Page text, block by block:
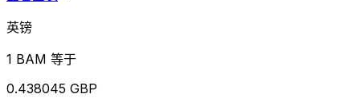
英镑
1 BAM 等于
0.438045 GBP